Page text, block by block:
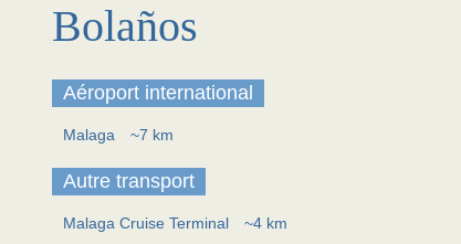
Bolaños
Aéroport international
Malaga ~7 km
Autre transport
Malaga Cruise Terminal ~4 km